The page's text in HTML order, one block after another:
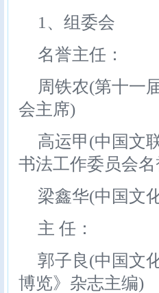
1、组委会
名誉主任：
周铁农(第十一
会主席)
高运甲(中国文
书法工作委员会
梁鑫华(中国文
主 任：
郭子良(中国文
博览》杂志主编)